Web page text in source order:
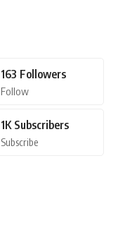
163 Followers
Follow
1K Subscribers
Subscribe